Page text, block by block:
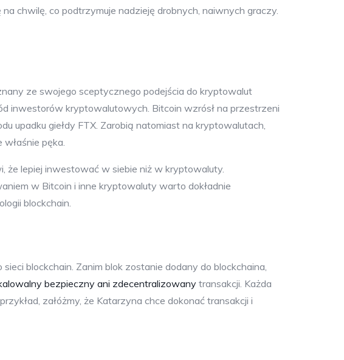
chwilę, co podtrzymuje nadzieję drobnych, naiwnych graczy.
ze swojego sceptycznego podejścia do kryptowalut
inwestorów kryptowalutowych. Bitcoin wzrósł na przestrzeni
upadku giełdy FTX. Zarobią natomiast na kryptowalutach,
właśnie pęka.
że lepiej inwestować w siebie niż w kryptowaluty.
w Bitcoin i inne kryptowaluty warto dokładnie
blockchain.
blockchain. Zanim blok zostanie dodany do blockchaina,
bezpieczny ani zdecentralizowany transakcji. Każda
załóżmy, że Katarzyna chce dokonać transakcji i